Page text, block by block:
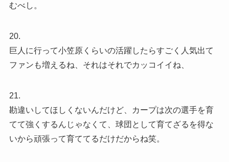
むべし。
20.
巨人に行って小笠原くらいの活躍したらすごく人気出て
ファンも増えるね、それはそれでカッコイイね、
21.
勘違いしてほしくないんだけど、カープは次の選手を育
てて強くするんじゃなくて、球団として育てざるを得な
いから頑張って育ててるだけだからね笑。